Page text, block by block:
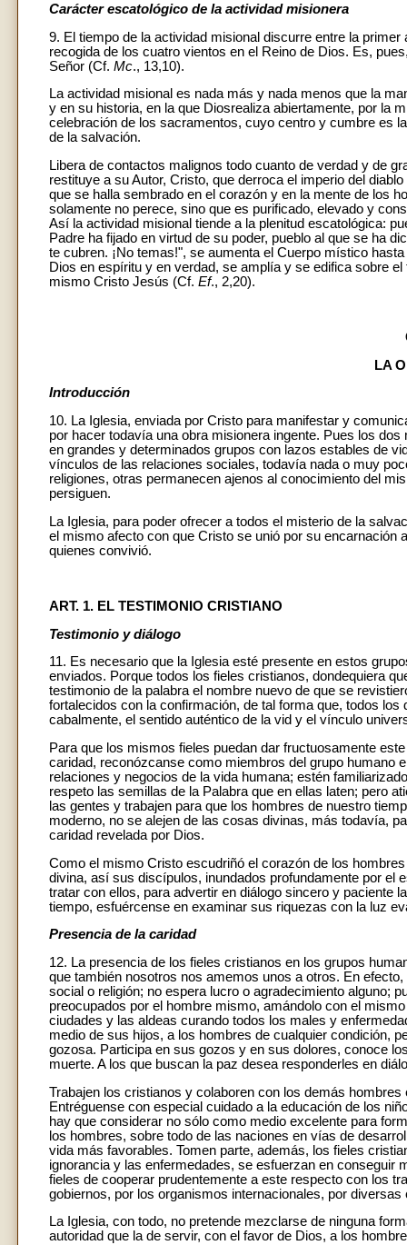
Carácter escatológico de la actividad misionera
9. El tiempo de la actividad misional discurre entre la
recogida de los cuatro vientos en el Reino de Dios. Es,
Señor (Cf. Mc., 13,10).
La actividad misional es nada más y nada menos que la
y en su historia, en la que Diosrealiza abiertamente, por la
celebración de los sacramentos, cuyo centro y cumbre es
de la salvación.
Libera de contactos malignos todo cuanto de verdad y de
restituye a su Autor, Cristo, que derroca el imperio del
que se halla sembrado en el corazón y en la mente de los
solamente no perece, sino que es purificado, elevado y
Así la actividad misional tiende a la plenitud escatológica:
Padre ha fijado en virtud de su poder, pueblo al que se ha
te cubren. ¡No temas!", se aumenta el Cuerpo místico
Dios en espíritu y en verdad, se amplía y se edifica sobre
mismo Cristo Jesús (Cf. Ef., 2,20).
LA
Introducción
10. La Iglesia, enviada por Cristo para manifestar y
por hacer todavía una obra misionera ingente. Pues los
en grandes y determinados grupos con lazos estables de
vínculos de las relaciones sociales, todavía nada o muy
religiones, otras permanecen ajenos al conocimiento del
persiguen.
La Iglesia, para poder ofrecer a todos el misterio de la
el mismo afecto con que Cristo se unió por su
quienes convivió.
ART. 1. EL TESTIMONIO CRISTIANO
Testimonio y diálogo
11. Es necesario que la Iglesia esté presente en estos
enviados. Porque todos los fieles cristianos, dondequiera
testimonio de la palabra el nombre nuevo de que se
fortalecidos con la confirmación, de tal forma que, todos
cabalmente, el sentido auténtico de la vid y el vínculo
Para que los mismos fieles puedan dar fructuosamente
caridad, reconózcanse como miembros del grupo humano
relaciones y negocios de la vida humana; estén
respeto las semillas de la Palabra que en ellas laten; pero
las gentes y trabajen para que los hombres de nuestro
moderno, no se alejen de las cosas divinas, más todavía,
caridad revelada por Dios.
Como el mismo Cristo escudriñó el corazón de los
divina, así sus discípulos, inundados profundamente por el
tratar con ellos, para advertir en diálogo sincero y paciente
tiempo, esfuércense en examinar sus riquezas con la luz
Presencia de la caridad
12. La presencia de los fieles cristianos en los grupos
que también nosotros nos amemos unos a otros. En
social o religión; no espera lucro o agradecimiento alguno;
preocupados por el hombre mismo, amándolo con el
ciudades y las aldeas curando todos los males y
medio de sus hijos, a los hombres de cualquier condición,
gozosa. Participa en sus gozos y en sus dolores, conoce
muerte. A los que buscan la paz desea responderles en
Trabajen los cristianos y colaboren con los demás
Entréguense con especial cuidado a la educación de los
hay que considerar no sólo como medio excelente para
los hombres, sobre todo de las naciones en vías de
vida más favorables. Tomen parte, además, los fieles
ignorancia y las enfermedades, se esfuerzan en conseguir
fieles de cooperar prudentemente a este respecto con los
gobiernos, por los organismos internacionales, por
La Iglesia, con todo, no pretende mezclarse de ninguna
autoridad que la de servir, con el favor de Dios, a los